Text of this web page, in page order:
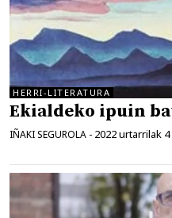
HERRI-LITERATURA
Ekialdeko ipuin
IÑAKI SEGUROLA - 2022 urtarrilak 4